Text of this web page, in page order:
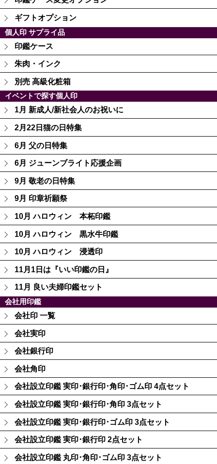
ギフトオプション
個人印 サプライ品
印鑑ケース
朱肉・インク
別売 高級化粧箱
イベントで探す個人印
1月 新成人/新社会人のお祝いに
2月22日猫の日特集
6月 父の日特集
6月 ジューンブライト応援企画
9月 敬老の日特集
9月 印章祈願祭
10月 ハロウィン 本柘印鑑
10月 ハロウィン 黒水牛印鑑
10月 ハロウィン 浸透印
11月1日は『いい印鑑の日』
11月 良い夫婦印鑑セット
会社用印鑑
会社印 一覧
会社実印
会社銀行印
会社角印
会社設立印鑑 実印･銀行印･角印･ゴム印 4点セット
会社設立印鑑 実印･銀行印･角印 3点セット
会社設立印鑑 実印･銀行印･ゴム印 3点セット
会社設立印鑑 実印･銀行印 2点セット
会社設立印鑑 丸印･角印･ゴム印 3点セット